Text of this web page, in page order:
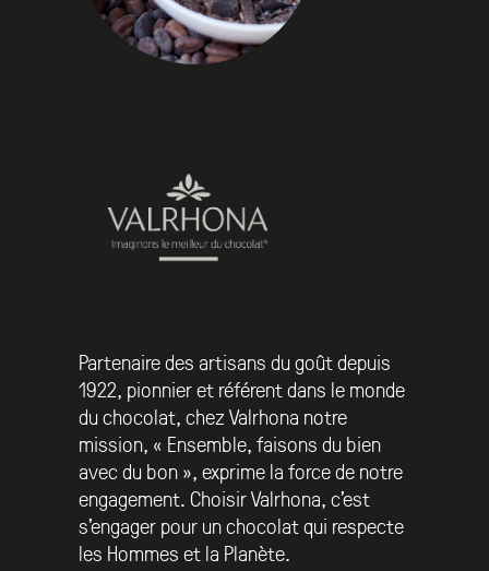
Partenaire des artisans du goût depuis
1922, pionnier et référent dans le monde
du chocolat, chez Valrhona notre
mission, « Ensemble, faisons du bien
avec du bon », exprime la force de notre
engagement. Choisir Valrhona, c’est
s’engager pour un chocolat qui respecte
les Hommes et la Planète.